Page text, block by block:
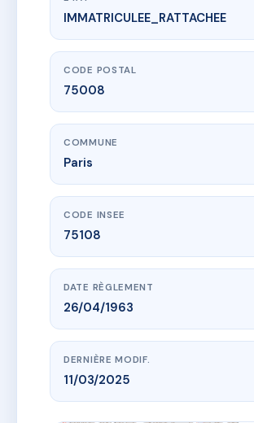
www.vme.plus/AE2918498
SDC 8 RUE MARIGNAN 75008
8 r de marignan
IMMATRICULEE_RATTACHEE
CODE POSTAL
75008
COMMUNE
Paris
CODE INSEE
75108
DATE RÈGLEMENT
26/04/1963
DERNIÈRE MODIF.
11/03/2025